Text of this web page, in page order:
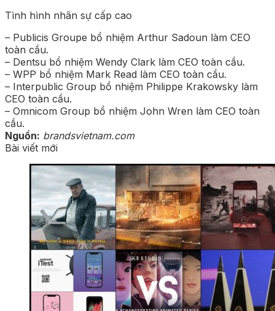
Tình hình nhân sự cấp cao
– Publicis Groupe bổ nhiệm Arthur Sadoun làm CEO
toàn cầu.
– Dentsu bổ nhiệm Wendy Clark làm CEO toàn cầu.
– WPP bổ nhiệm Mark Read làm CEO toàn cầu.
– Interpublic Group bổ nhiệm Philippe Krakowsky làm
CEO toàn cầu.
– Omnicom Group bổ nhiệm John Wren làm CEO toàn
cầu.
Nguồn: brandsvietnam.com
Bài viết mới